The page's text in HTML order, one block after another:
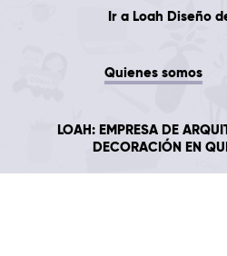
Ir a Loah Diseño
Quienes somos
LOAH: EMPRESA DE
DECORACIÓN EN